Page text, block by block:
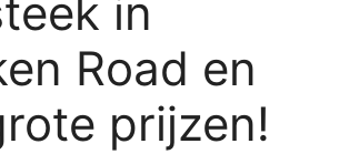
in
Road en
prijzen!